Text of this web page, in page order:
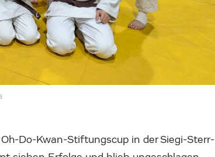
Do-Kwan-Stiftungscup in der Siegi-Sterr-